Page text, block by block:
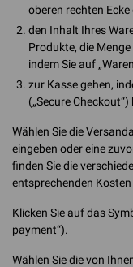
oberen rechten
den Inhalt Ihres
Produkte, die
indem Sie auf
zur Kasse gehen,
(„Secure Checkout“)
Wählen Sie die
eingeben oder eine
finden Sie die
entsprechenden
Klicken Sie auf das
payment“).
Wählen Sie die von